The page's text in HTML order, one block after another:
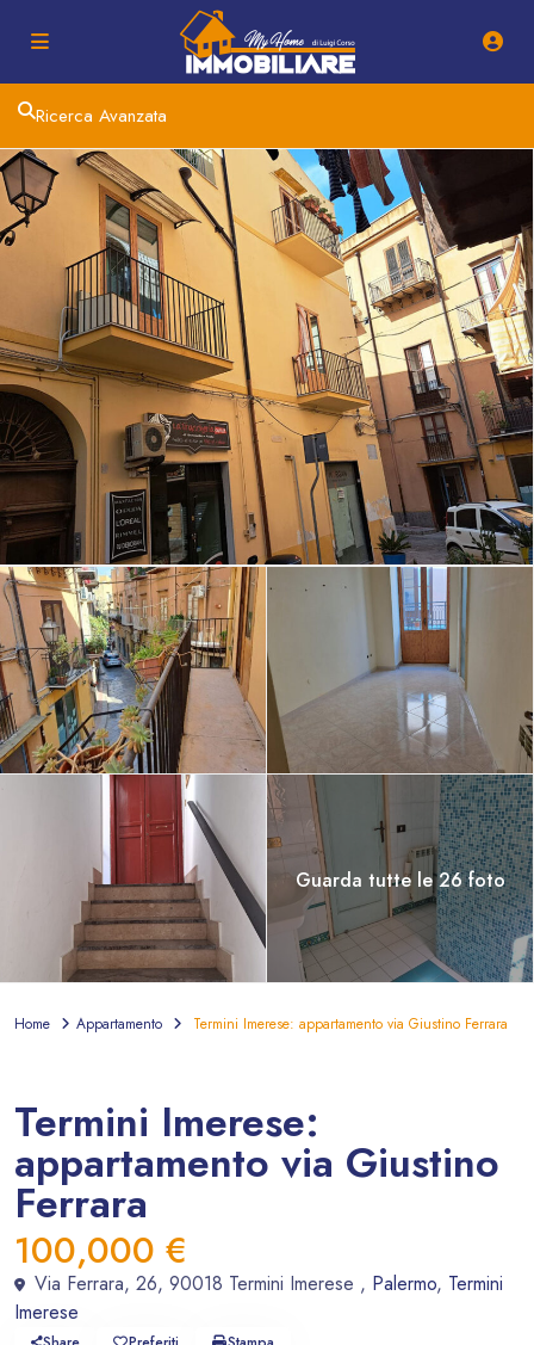
Ricerca Avanzata
Guarda tutte le 26 foto
Home Appartamento Termini Imerese: appartamento via Giustino Ferrara
Termini Imerese:
appartamento via Giustino
Ferrara
100,000 €
Via Ferrara, 26, 90018 Termini Imerese , Palermo, Termini
Imerese